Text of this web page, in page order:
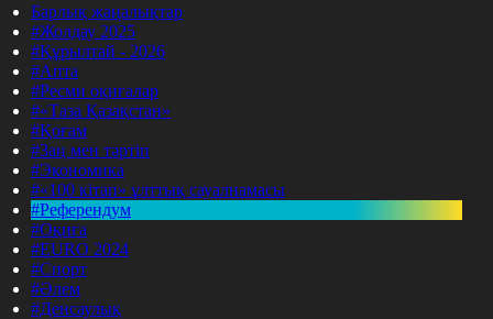
Барлық жаңалықтар
#Жолдау 2025
#Құрылтай - 2026
#Апта
#Ресми оқиғалар
#«Таза Қазақстан»
#Қоғам
#Заң мен тәртіп
#Экономика
#«100 кітап» ұлттық сауалнамасы
#Референдум
#Оқиға
#EURO 2024
#Спорт
#Әлем
#Денсаулық